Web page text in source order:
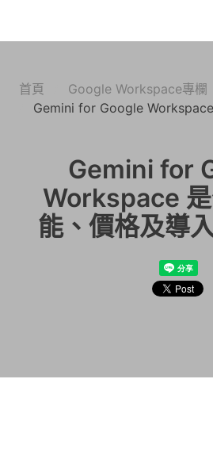
首頁
Google Workspace專欄
Gemini for Google
Gemini for
Workspace
能、價格及導